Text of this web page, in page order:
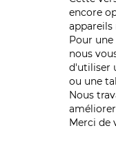
encore
appareils
Pour
nous
d'utiliser
ou une
Nous
Merci de